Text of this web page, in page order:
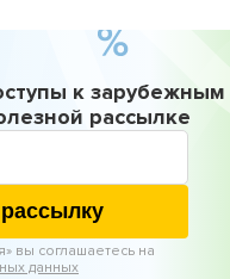
к зарубежным
рассылке
вы соглашаетесь на
данных